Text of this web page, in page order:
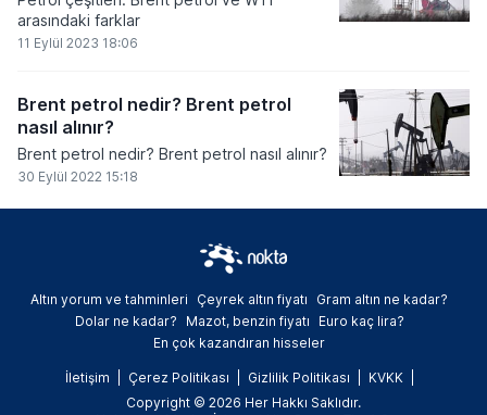
arasındaki farklar
11 Eylül 2023 18:06
​​​​​​​Brent petrol nedir? Brent petrol
nasıl alınır?
​​​​​​​Brent petrol nedir? Brent petrol nasıl alınır?
30 Eylül 2022 15:18
Altın yorum ve tahminleri Çeyrek altın fiyatı
Gram altın ne kadar?
Dolar ne kadar?
Mazot, benzin fiyatı
Euro kaç lira?
En çok kazandıran hisseler
İletişim Çerez Politikası Gizlilik Politikası
KVKK
Copyright © 2026 Her Hakkı Saklıdır.